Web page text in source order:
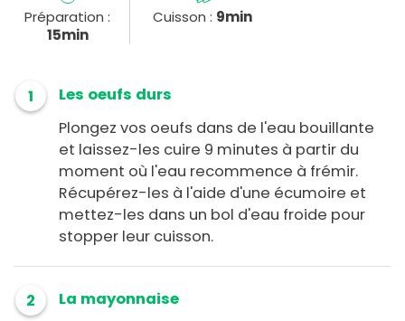
Préparation :
15min
Cuisson : 9min
1
Les oeufs durs
Plongez vos oeufs dans de l'eau bouillante
et laissez-les cuire 9 minutes à partir du
moment où l'eau recommence à frémir.
Récupérez-les à l'aide d'une écumoire et
mettez-les dans un bol d'eau froide pour
stopper leur cuisson.
2
La mayonnaise